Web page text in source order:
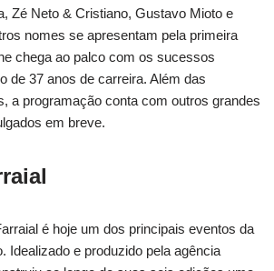
Zé Neto & Cristiano, Gustavo Mioto e
nomes se apresentam pela primeira
chega ao palco com os sucessos
de 37 anos de carreira. Além das
a programação conta com outros grandes
em breve.
é hoje um dos principais eventos da
Idealizado e produzido pela agência